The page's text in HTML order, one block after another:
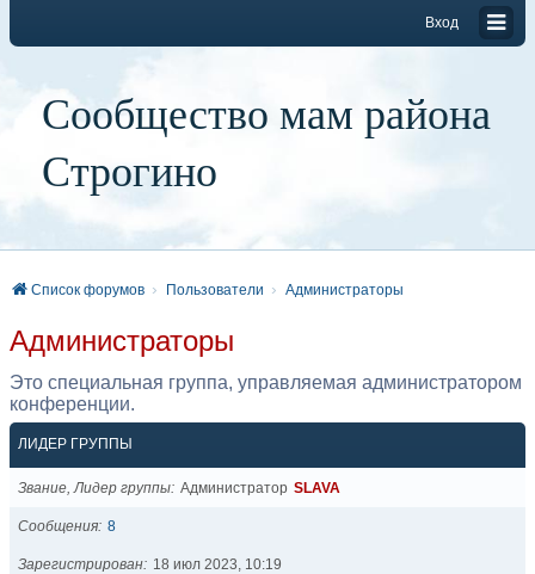
Вход
Сообщество мам района
Строгино
Список форумов Пользователи Администраторы
Администраторы
Это специальная группа, управляемая администратором
конференции.
ЛИДЕР ГРУППЫ
Звание, Лидер группы Администратор SLAVA
Сообщения 8
Зарегистрирован 18 июл 2023, 10:19